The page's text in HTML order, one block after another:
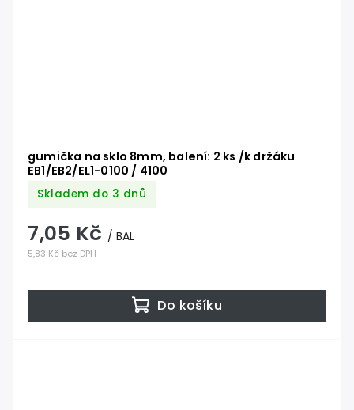
gumička na sklo 8mm, balení: 2 ks /k držáku
EB1/EB2/EL1-0100 / 4100
Skladem do 3 dnů
5,83 Kč bez DPH
7,05 Kč / BAL
Do košíku